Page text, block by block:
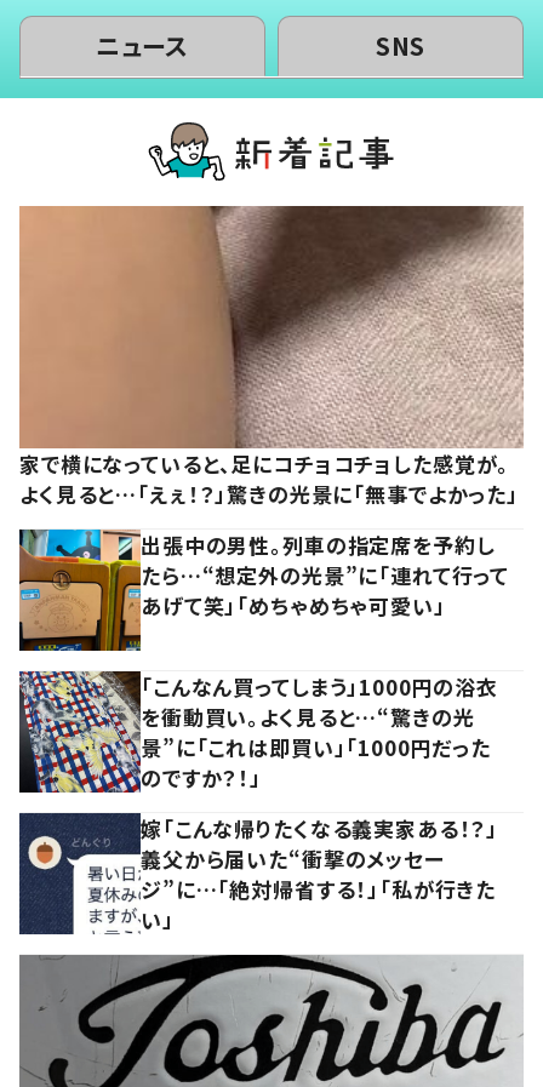
ニュース SNS
家で横になっていると、足にコチョコチョした感覚が。
よく見ると…「えぇ！？」驚きの光景に「無事でよかった」
出張中の男性。列車の指定席を予約し
たら…“想定外の光景”に「連れて行って
あげて笑」「めちゃめちゃ可愛い」
「こんなん買ってしまう」1000円の浴衣
を衝動買い。よく見ると…“驚きの光
景”に「これは即買い」「1000円だった
のですか？！」
嫁「こんな帰りたくなる義実家ある！？」
義父から届いた“衝撃のメッセー
ジ”に…「絶対帰省する！」「私が行きた
い」